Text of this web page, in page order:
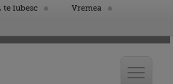
te iubesc
Vremea